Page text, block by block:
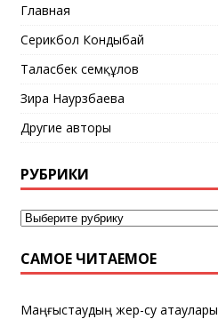
Главная
Серикбол Кондыбай
Таласбек Әсемқұлов
Зира Наурзбаева
Другие авторы
РУБРИКИ
САМОЕ ЧИТАЕМОЕ
Маңғыстаудың жер-су атаулары